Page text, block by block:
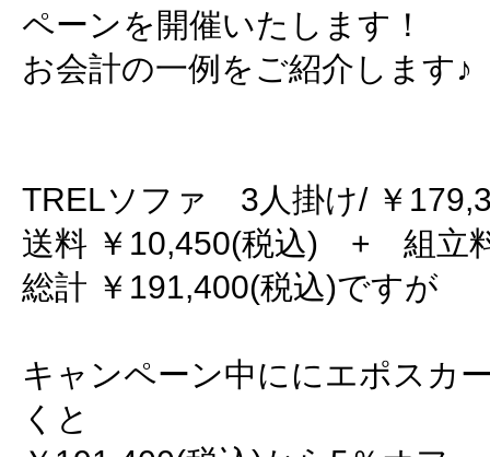
ペーンを開催いたします！
お会計の一例をご紹介します♪
TRELソファ 3人掛け/ ￥
送料 ￥10,450(税込) + 組立
総計 ￥191,400(税込)ですが
キャンペーン中ににエポスカ
くと